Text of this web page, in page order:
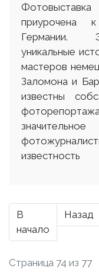
приурочена
Германии.
уникальные
мастеров
Заломона и
известны
известность
В
начало
Назад
Страница 74 из 77